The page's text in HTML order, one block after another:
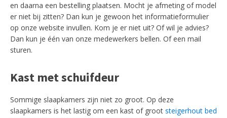
en daarna een bestelling plaatsen. Mocht je afmeting of model
er niet bij zitten? Dan kun je gewoon het informatieformulier
op onze website invullen. Kom je er niet uit? Of wil je advies?
Dan kun je één van onze medewerkers bellen. Of een mail
sturen.
Kast met schuifdeur
Sommige slaapkamers zijn niet zo groot. Op deze
slaapkamers is het lastig om een kast of groot steigerhout bed